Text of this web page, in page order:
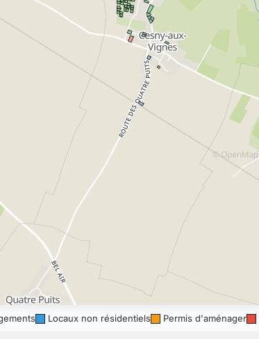
Locaux non résidentiels Permis d'aménager